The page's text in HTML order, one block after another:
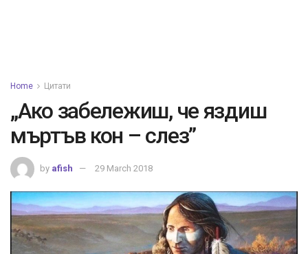
Home Цитати
„Ако забележиш, че яздиш
мъртъв кон – слез”
by afish 29 March 2018